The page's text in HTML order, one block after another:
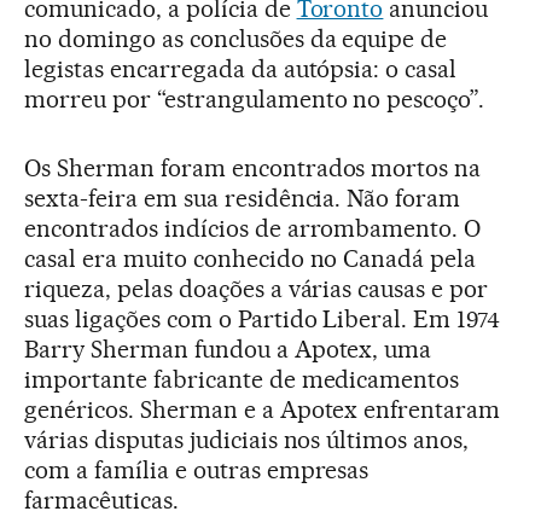
comunicado, a polícia de Toronto anunciou
no domingo as conclusões da equipe de
legistas encarregada da autópsia: o casal
morreu por “estrangulamento no pescoço”.
Os Sherman foram encontrados mortos na
sexta-feira em sua residência. Não foram
encontrados indícios de arrombamento. O
casal era muito conhecido no Canadá pela
riqueza, pelas doações a várias causas e por
suas ligações com o Partido Liberal. Em 1974
Barry Sherman fundou a Apotex, uma
importante fabricante de medicamentos
genéricos. Sherman e a Apotex enfrentaram
várias disputas judiciais nos últimos anos,
com a família e outras empresas
farmacêuticas.